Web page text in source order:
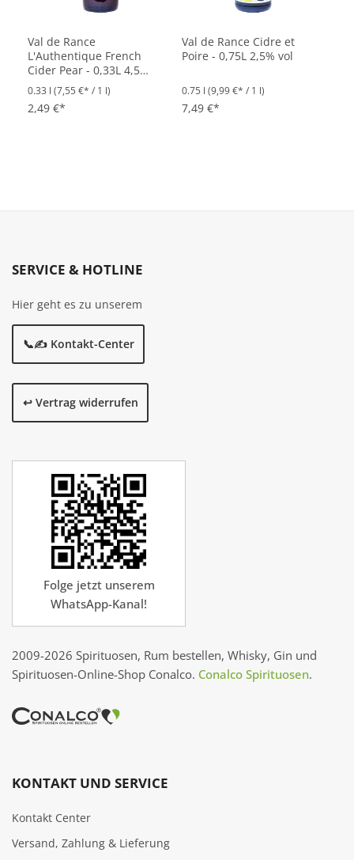
Val de Rance
L'Authentique French
Cider Pear - 0,33L 4,5%
vol
0.33 l (7,55 €* / 1 l)
2,49 €*
Val de Rance Cidre et
Poire - 0,75L 2,5% vol
0.75 l (9,99 €* / 1 l)
7,49 €*
SERVICE & HOTLINE
Hier geht es zu unserem
📞✍️ Kontakt-Center
↩️ Vertrag widerrufen
Folge jetzt unserem
WhatsApp-Kanal!
2009-2026 Spirituosen, Rum bestellen, Whisky, Gin und
Spirituosen-Online-Shop Conalco. Conalco Spirituosen.
KONTAKT UND SERVICE
Kontakt Center
Versand, Zahlung & Lieferung